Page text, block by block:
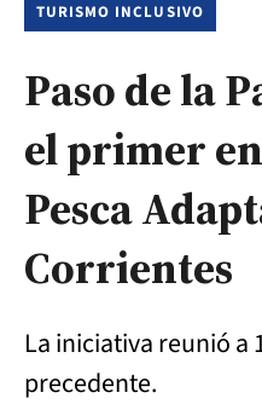
TURISMO INCLUSIVO
Paso de la
el primer
Pesca
Corrientes
La iniciativa reunió a
precedente.